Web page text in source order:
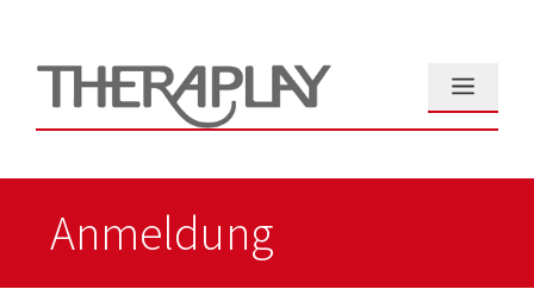
springen
Menü
Anmeldung